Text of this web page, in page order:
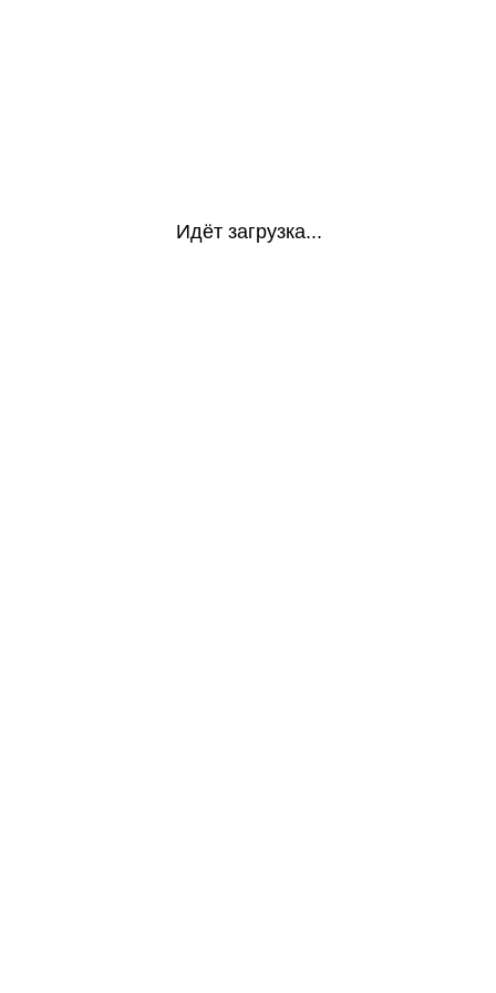
Идёт загрузка...